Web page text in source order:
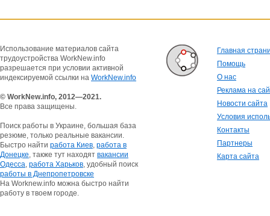
Использование материалов сайта
трудоустройства WorkNew.info
разрешается при условии активной
индексируемой ссылки на WorkNew.info
© WorkNew.info, 2012—2021.
Все права защищены.
Поиск работы в Украине, большая база
резюме, только реальные вакансии.
Быстро найти работа Киев, работа в
Донецке, также тут находят вакансии
Одесса, работа Харьков, удобный поиск
работы в Днепропетровске
На Worknew.info можна быстро найти
работу в твоем городе.
Главная
Помощь
О нас
Реклама на
Новости сайта
Условия
Контакты
Партнеры
Карта сайта